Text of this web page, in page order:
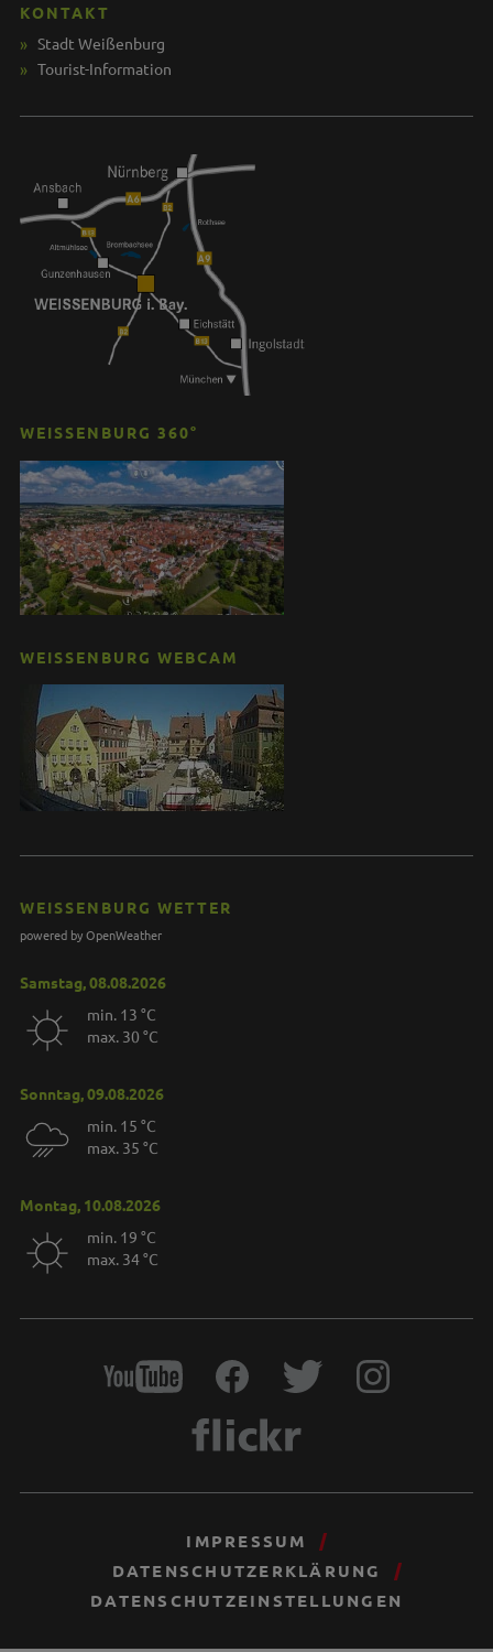
KONTAKT
Stadt Weißenburg
Tourist-Information
WEISSENBURG 360°
WEISSENBURG WEBCAM
WEISSENBURG WETTER
powered by OpenWeather
Samstag, 08.08.2026
min. 13 °C
max. 30 °C
Sonntag, 09.08.2026
min. 15 °C
max. 35 °C
Montag, 10.08.2026
min. 19 °C
max. 34 °C
IMPRESSUM
DATENSCHUTZERKLÄRUNG
DATENSCHUTZEINSTELLUNGEN